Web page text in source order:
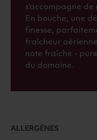
s'accompagne de
En bouche, une
finesse,
fraîcheur
note fraîche -
du domaine.
ALLERGÈNES